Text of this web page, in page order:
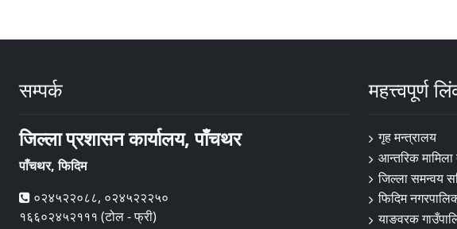
सम्पर्क
जिल्ला प्रशासन कार्यालय, पाँचथर
पाँचथर, फिदिम
०२४५२२०८८, ०२४५२२२५०
१६६०२४५२१११ (टोल - फ्री)
महत्त्वपूर्ण
गृह मन्त्रालय
आन्तरिक
जिल्ला समन्वय
फिदिम
याङवरक